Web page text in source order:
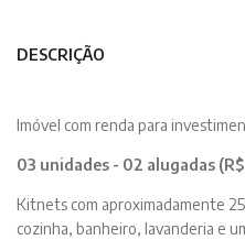
DESCRIÇÃO
Imóvel com renda para
03 unidades - 02 alugadas
Kitnets com aproximadamente
cozinha, banheiro, lavanderia e